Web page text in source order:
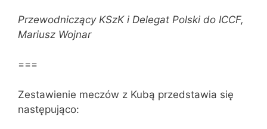
Przewodniczący KSzK i Delegat Polski do ICCF,
Mariusz Wojnar
===
Zestawienie meczów z Kubą przedstawia się
następująco: